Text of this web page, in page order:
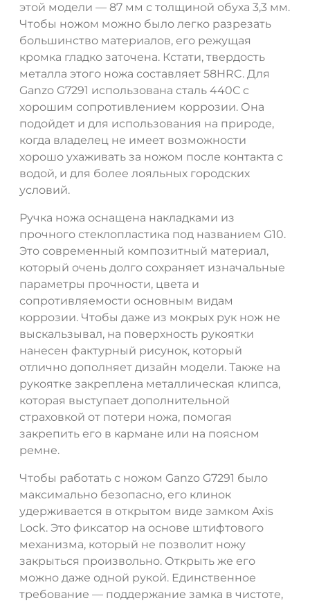
этой модели — 87 мм с толщиной обуха 3,3 мм.
Чтобы ножом можно было легко разрезать
большинство материалов, его режущая
кромка гладко заточена. Кстати, твердость
металла этого ножа составляет 58HRC. Для
Ganzo G7291 использована сталь 440С с
хорошим сопротивлением коррозии. Она
подойдет и для использования на природе,
когда владелец не имеет возможности
хорошо ухаживать за ножом после контакта с
водой, и для более лояльных городских
условий.
Ручка ножа оснащена накладками из
прочного стеклопластика под названием G10.
Это современный композитный материал,
который очень долго сохраняет изначальные
параметры прочности, цвета и
сопротивляемости основным видам
коррозии. Чтобы даже из мокрых рук нож не
выскальзывал, на поверхность рукоятки
нанесен фактурный рисунок, который
отлично дополняет дизайн модели. Также на
рукоятке закреплена металлическая клипса,
которая выступает дополнительной
страховкой от потери ножа, помогая
закрепить его в кармане или на поясном
ремне.
Чтобы работать с ножом Ganzo G7291 было
максимально безопасно, его клинок
удерживается в открытом виде замком Axis
Lock. Это фиксатор на основе штифтового
механизма, который не позволит ножу
закрыться произвольно. Открыть же его
можно даже одной рукой. Единственное
требование — поддержание замка в чистоте,